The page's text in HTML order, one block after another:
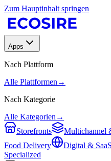
Zum Hauptinhalt springen
Apps
Nach Plattform
Alle Plattformen →
Nach Kategorie
Alle Kategorien →
Storefronts
Multichannel
Food Delivery
Digital & SaaS
Specialized